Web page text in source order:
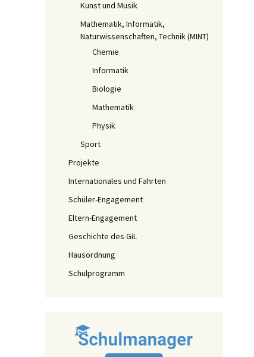
Kunst und Musik
Mathematik, Informatik,
Naturwissenschaften, Technik (MINT)
Chemie
Informatik
Biologie
Mathematik
Physik
Sport
Projekte
Internationales und Fahrten
Schüler-Engagement
Eltern-Engagement
Geschichte des GiL
Hausordnung
Schulprogramm